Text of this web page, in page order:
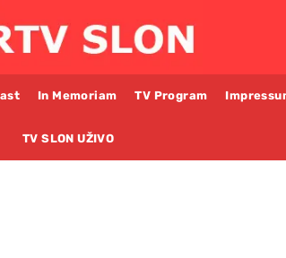
In Memoriam TV Program
TV SLON UŽIVO